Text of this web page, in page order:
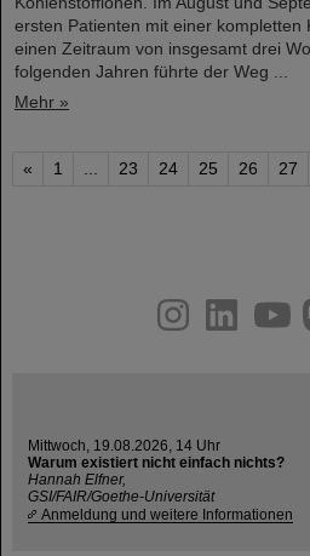
ersten Patienten mit einer kompletten
einen Zeitraum von insgesamt drei
folgenden Jahren führte der Weg ...
Mehr »
« 1 23 24 25 26 27
youtube
helmholtz.social
facebook
Mittwoch, 19.08.2026, 14 Uhr
Warum existiert nicht einfach nichts?
Hannah Elfner,
GSI/FAIR/Goethe-Universität
Anmeldung und weitere Informationen